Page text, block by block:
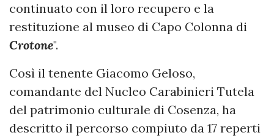
continuato con il loro recupero e la
restituzione al museo di Capo Colonna di
Crotone".
Così il tenente Giacomo Geloso,
comandante del Nucleo Carabinieri Tutela
del patrimonio culturale di Cosenza, ha
descritto il percorso compiuto da 17 reperti